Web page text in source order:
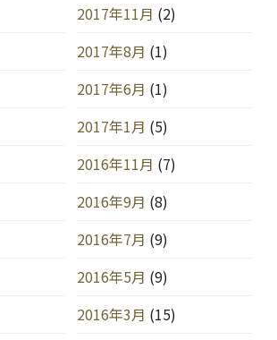
2017年11月 (2)
2017年8月 (1)
2017年6月 (1)
2017年1月 (5)
2016年11月 (7)
2016年9月 (8)
2016年7月 (9)
2016年5月 (9)
2016年3月 (15)